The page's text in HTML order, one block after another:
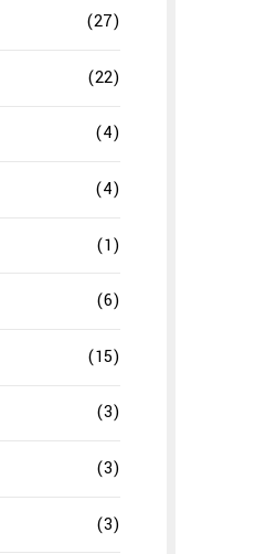
(27)
(22)
(4)
(4)
(1)
(6)
(15)
(3)
(3)
(3)